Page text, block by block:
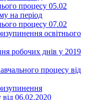
процесу 05.02
на період
процесу 07.02
освітнього
робочих днів у 2019
процесу від
06.02.2020